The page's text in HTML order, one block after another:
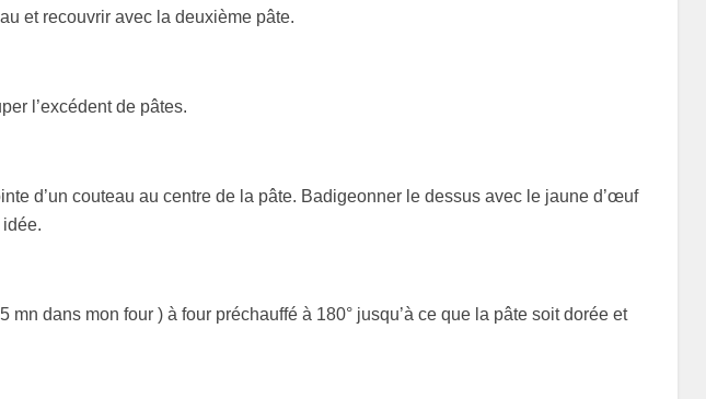
et recouvrir avec la deuxième pâte.
l’excédent de pâtes.
d’un couteau au centre de la pâte. Badigeonner le dessus avec le jaune d’œuf
mn dans mon four ) à four préchauffé à 180° jusqu’à ce que la pâte soit dorée et